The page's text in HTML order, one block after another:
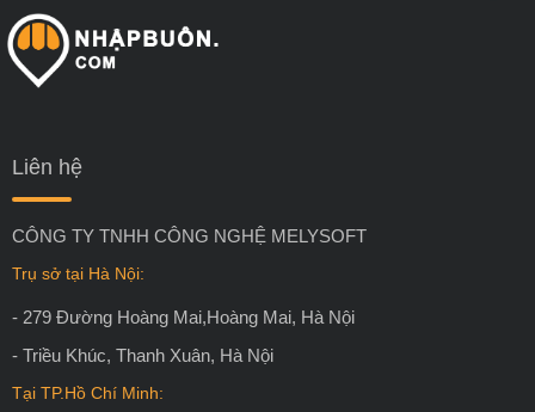
Liên hệ
CÔNG TY TNHH CÔNG NGHỆ MELYSOFT
Trụ sở tại Hà Nội:
- 279 Đường Hoàng Mai,Hoàng Mai, Hà Nội
- Triều Khúc, Thanh Xuân, Hà Nội
Tại TP.Hồ Chí Minh: